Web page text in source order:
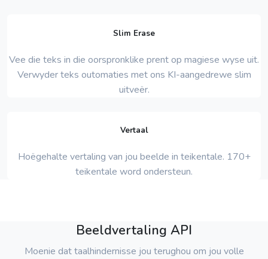
Slim Erase
Vee die teks in die oorspronklike prent op magiese wyse uit.
Verwyder teks outomaties met ons KI-aangedrewe slim
uitveër.
Vertaal
Hoëgehalte vertaling van jou beelde in teikentale. 170+
teikentale word ondersteun.
Beeldvertaling API
Moenie dat taalhindernisse jou terughou om jou volle